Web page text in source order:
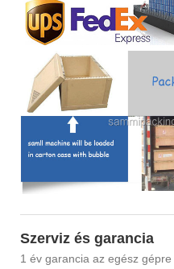
Szerviz és garancia
1 év garancia az egész